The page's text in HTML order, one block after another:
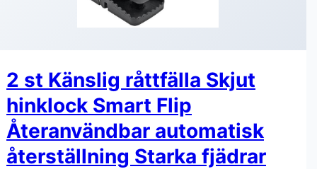
2 st Känslig råttfälla Skjut
hinklock Smart Flip
Återanvändbar automatisk
återställning Starka fjädrar